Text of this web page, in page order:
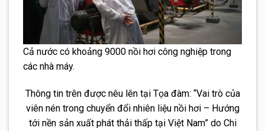
Cả nước có khoảng 9000 nồi hơi công nghiệp trong
các nhà máy.
Thông tin trên được nêu lên tại Tọa đàm: “Vai trò của
viên nén trong chuyển đổi nhiên liệu nồi hơi – Hướng
tới nền sản xuất phát thải thấp tại Việt Nam” do Chi